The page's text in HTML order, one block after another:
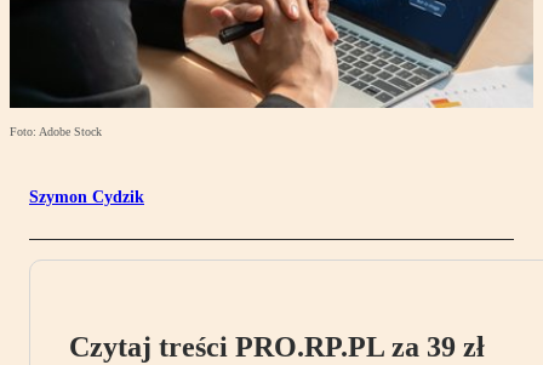
Foto: Adobe Stock
Szymon Cydzik
Czytaj treści PRO.RP.PL za 39 zł